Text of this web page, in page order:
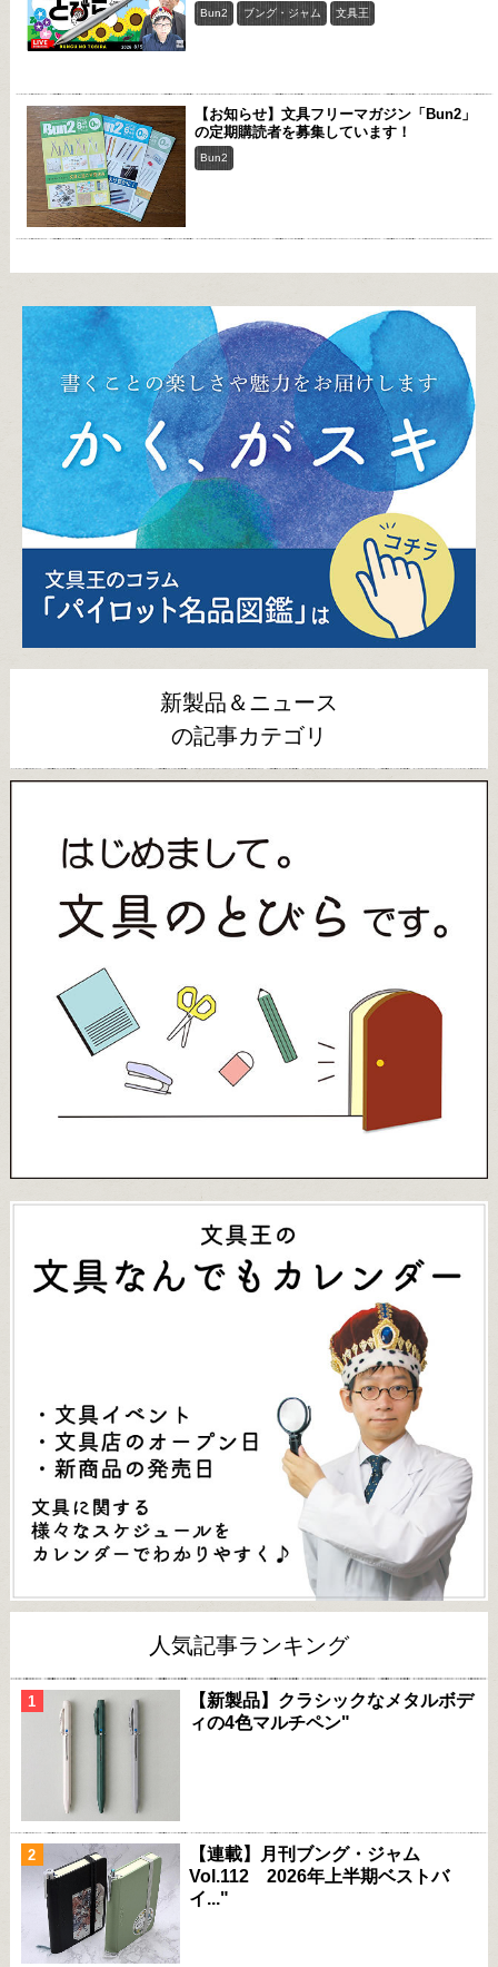
Bun2 ブング・ジャム 文具王
【お知らせ】文具フリーマガジン「Bun2」
の定期購読者を募集しています！
Bun2
新製品＆ニュース
の記事カテゴリ
人気記事ランキング
【新製品】クラシックなメタルボデ
ィの4色マルチペン"
【連載】月刊ブング・ジャム
Vol.112 2026年上半期ベストバ
イ..."